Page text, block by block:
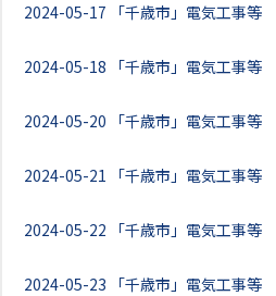
2024-05-17 「千歳市」電気工事等
2024-05-18 「千歳市」電気工事等
2024-05-20 「千歳市」電気工事等
2024-05-21 「千歳市」電気工事等
2024-05-22 「千歳市」電気工事等
2024-05-23 「千歳市」電気工事等